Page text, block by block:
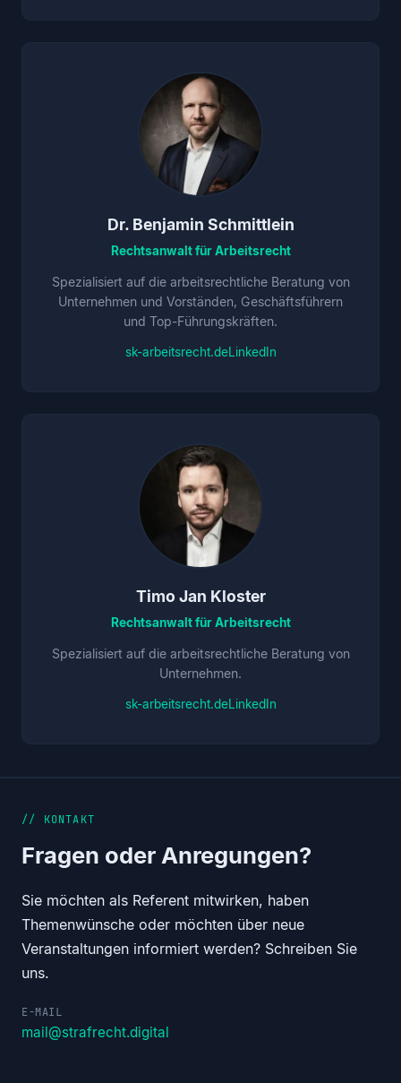
Dr. Benjamin Schmittlein
Rechtsanwalt für Arbeitsrecht
Spezialisiert auf die arbeitsrechtliche Beratung von
Unternehmen und Vorständen, Geschäftsführern
und Top-Führungskräften.
sk-arbeitsrecht.deLinkedIn
Timo Jan Kloster
Rechtsanwalt für Arbeitsrecht
Spezialisiert auf die arbeitsrechtliche Beratung von
Unternehmen.
sk-arbeitsrecht.deLinkedIn
// KONTAKT
Fragen oder Anregungen?
Sie möchten als Referent mitwirken, haben
Themenwünsche oder möchten über neue
Veranstaltungen informiert werden? Schreiben Sie
uns.
E-MAIL
mail@strafrecht.digital